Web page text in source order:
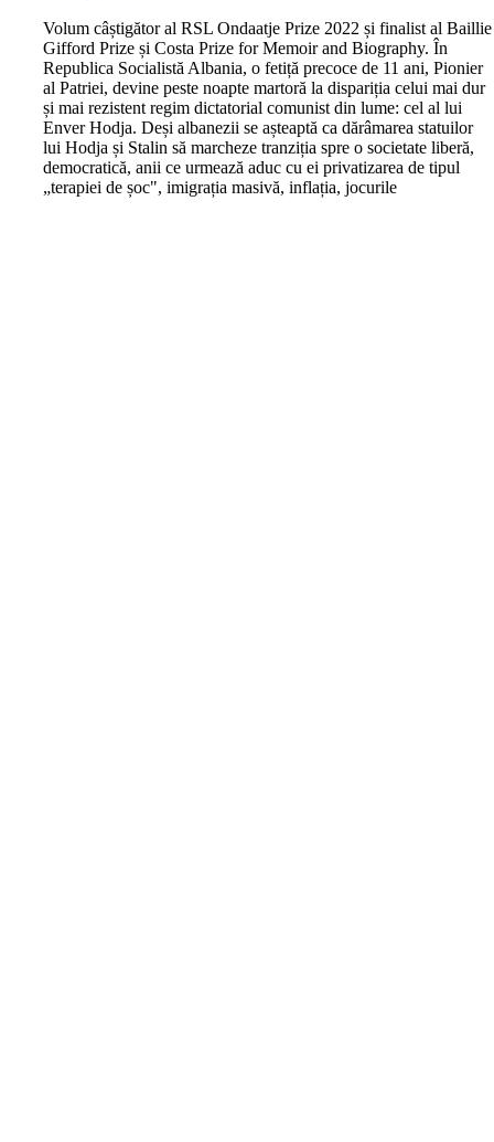
Volum câștigător al RSL Ondaatje Prize 2022 și finalist al Baillie
Gifford Prize și Costa Prize for Memoir and Biography. În
Republica Socialistă Albania, o fetiță precoce de 11 ani, Pionier
al Patriei, devine peste noapte martoră la dispariția celui mai dur
și mai rezistent regim dictatorial comunist din lume: cel al lui
Enver Hodja. Deși albanezii se așteaptă ca dărâmarea statuilor
lui Hodja și Stalin să marcheze tranziția spre o societate liberă,
democratică, anii ce urmează aduc cu ei privatizarea de tipul
„terapiei de șoc", imigrația masivă, inflația, jocurile